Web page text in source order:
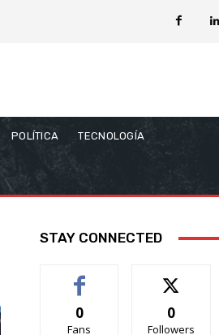
POLÍTICA TECNOLOGÍA
STAY CONNECTED
0
Fans
0
Followers